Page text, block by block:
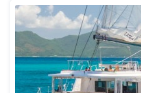
Mahe
für
Liebhaber
eines
erholsamen